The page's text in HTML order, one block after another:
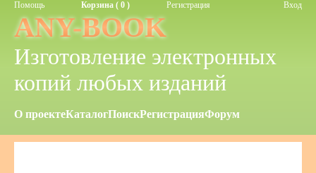
Помощь Корзина ( 0 ) Регистрация Вход
ANY-BOOK
Изготовление электронных
копий любых изданий
О проектеКаталогПоискРегистрацияФорум